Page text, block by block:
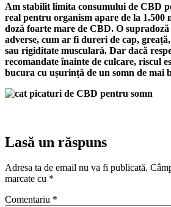
Am stabilit limita consumului de CBD
real pentru organism apare de la 1.500
doză foarte mare de CBD. O supradoză
adverse, cum ar fi dureri de cap,
sau rigiditate musculară. Dar dacă
recomandate înainte de culcare, riscul
bucura cu ușurință de un somn de mai
Lasă un răspuns
Adresa ta de email nu va fi publicată.
marcate cu *
Comentariu *